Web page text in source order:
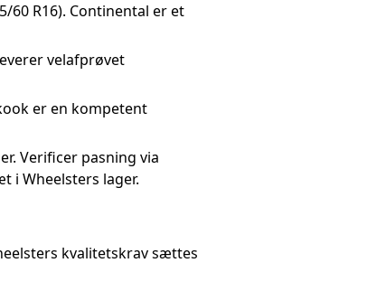
60 R16). Continental er et
velafprøvet
er en kompetent
Verificer pasning via
i Wheelsters lager.
kvalitetskrav sættes